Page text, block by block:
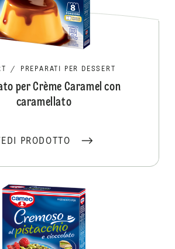
/ PREPARATI PER DESSERT
per Crème Caramel con
caramellato
PRODOTTO